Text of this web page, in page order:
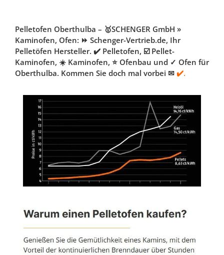
Pelletofen Oberthulba – 🥇SCHENGER GmbH »
Kaminofen, Ofen: ⏩ Schenger-Vertrieb.de, Ihr
Pelletöfen Hersteller. ✔️ Pelletofen, ☑️ Pellet-
Kaminofen, ☀️ Kaminofen, ⭐ Ofenbau und ✓ Ofen für
Oberthulba. Kommen Sie doch mal vorbei ✉ ✔️.